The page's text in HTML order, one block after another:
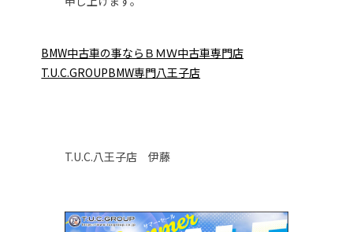
BMW中古車の事ならＢＭＷ中古車専門店
T.U.C.GROUPBMW専門八王子店
T.U.C.八王子店 伊藤